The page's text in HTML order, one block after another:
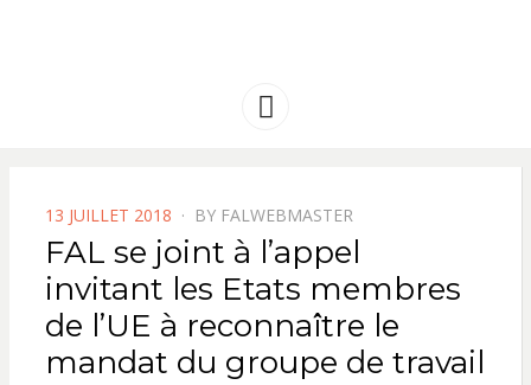
AMERIQUE
Menu
POSTED
ON
13 JUILLET 2018 BY FALWEBMASTER
FAL se joint à l’appel
invitant les Etats membres
de l’UE à reconnaître le
mandat du groupe de travail